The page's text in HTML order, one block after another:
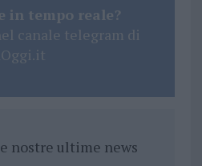
in tempo reale?
canale telegram di
nostre ultime news